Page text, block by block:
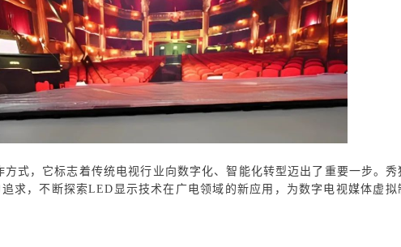
式，它标志着传统电视行业向数字化、智能化转型迈出了重要一步。秀
求，不断探索LED显示技术在广电领域的新应用，为数字电视媒体虚拟